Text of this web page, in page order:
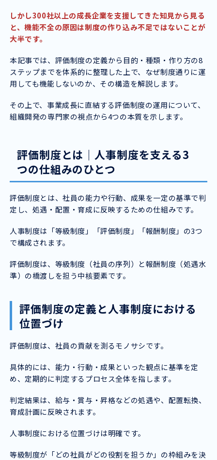
しかし300社以上の成長企業を支援してきた知見から見る
と、機能不全の原因は制度の作り込み不足ではないことが
大半です。
本記事では、評価制度の定義から目的・種類・作り方の8
ステップまでを体系的に整理した上で、なぜ制度通りに運
用しても機能しないのか、その構造を解説します。
その上で、事業成長に直結する評価制度の運用について、
組織開発の専門家の視点から4つの本質を示します。
評価制度とは｜人事制度を支える3
つの仕組みのひとつ
評価制度とは、社員の能力や行動、成果を一定の基準で判
定し、処遇・配置・育成に反映するための仕組みです。
人事制度は「等級制度」「評価制度」「報酬制度」の3つ
で構成されます。
評価制度は、等級制度（社員の序列）と報酬制度（処遇水
準）の橋渡しを担う中核要素です。
評価制度の定義と人事制度における
位置づけ
評価制度は、社員の貢献を測るモノサシです。
具体的には、能力・行動・成果といった観点に基準を定
め、定期的に判定するプロセス全体を指します。
判定結果は、給与・賞与・昇格などの処遇や、配置転換、
育成計画に反映されます。
人事制度における位置づけは明確です。
等級制度が「どの社員がどの役割を担うか」の枠組みを決